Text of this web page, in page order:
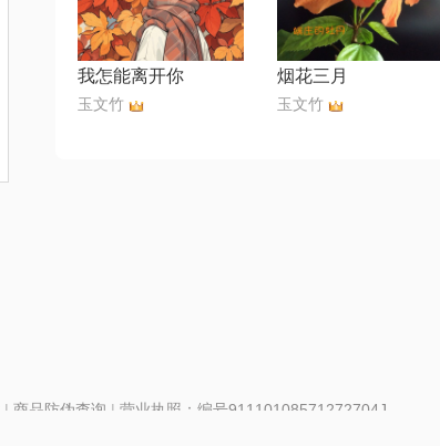
我怎能离开你
玉文竹
烟花三月
玉文竹
| 商品防伪查询 | 营业执照：编号91110108571272704J